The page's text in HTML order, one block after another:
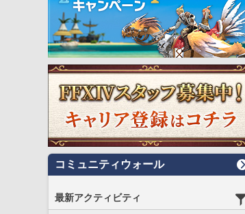
コミュニティウォール
最新アクティビティ